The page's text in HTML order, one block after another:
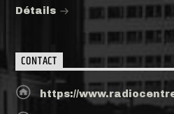
Détails
CONTACT
https://